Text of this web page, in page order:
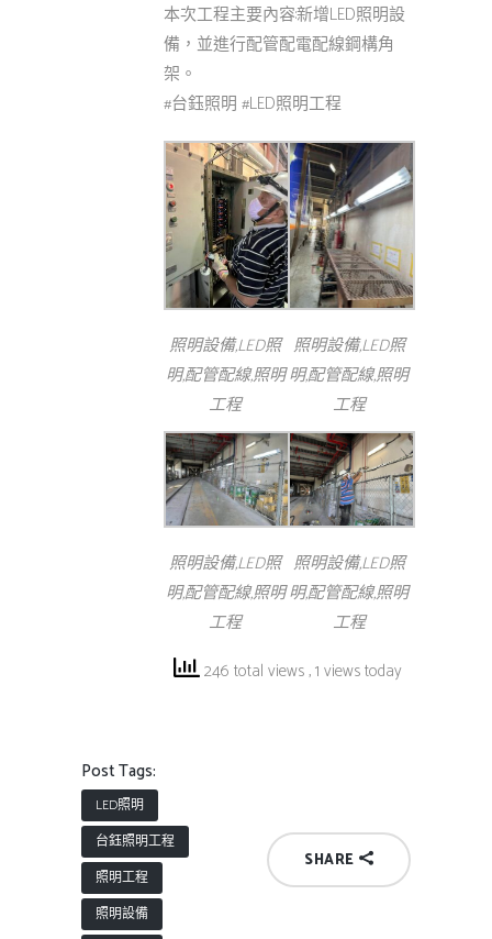
本次工程主要內容:新增LED照明設
備，並進行配管配電配線鋼構角
架。
#台鈺照明 #LED照明工程
照明設備,LED照
明,配管配線,照明
工程
照明設備,LED照
明,配管配線,照明
工程
照明設備,LED照
明,配管配線,照明
工程
照明設備,LED照
明,配管配線,照明
工程
246 total views, 1 views today
Post Tags:
LED照明
台鈺照明工程
照明工程
照明設備
SHARE